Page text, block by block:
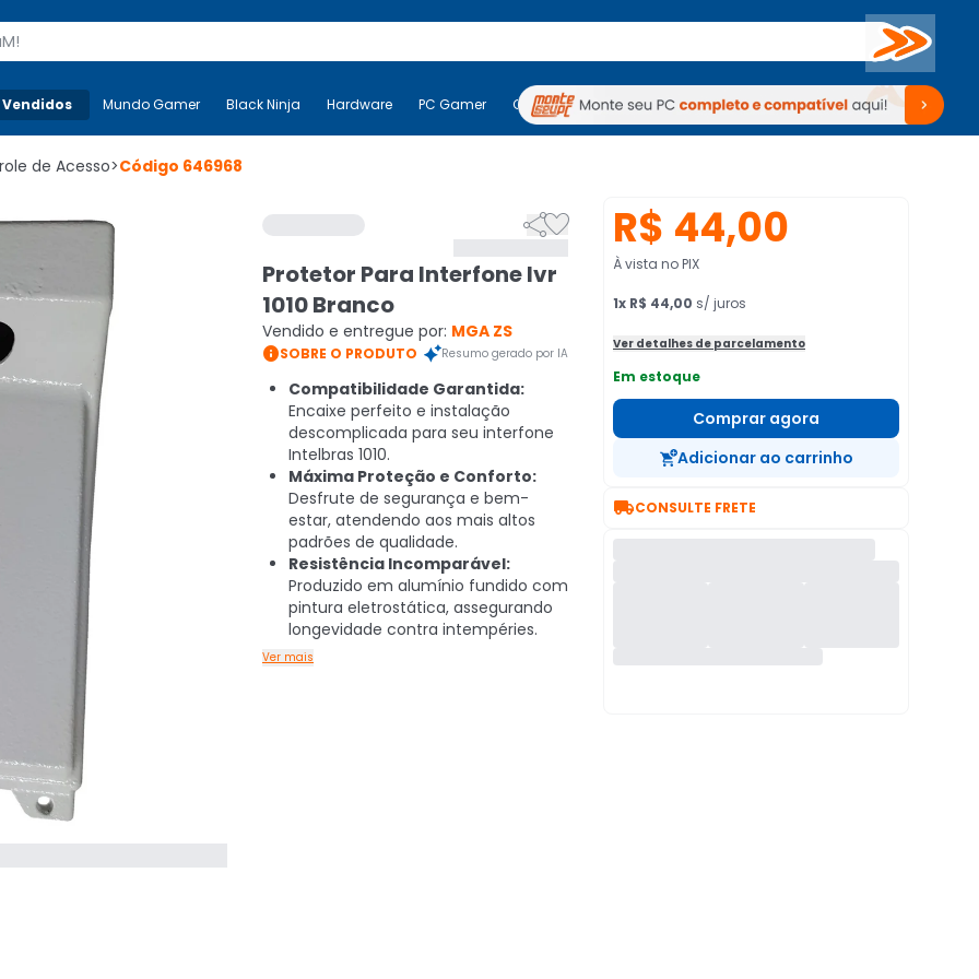
Buscar
Mais-v- Mundo Gamer Black Ninja Hardware PC Gamer Computadores Periféricos TV Venda no KaBuM!
Mundo Gamer Black Ninja Hardware PC Gamer Computadores Periféricos TV Venda no KaBuM!
de Acesso>Código 646968

Protetor Para Interfone Ivr
1010 Branco
Vendido e entregue por: MGA ZS
SOBRE O PRODUTO Resumo gerado por IA
Compatibilidade Garantida:
Encaixe perfeito e instalação
descomplicada para seu interfone
Intelbras 1010.
Máxima Proteção e Conforto:
Desfrute de segurança e bem-
estar, atendendo aos mais altos
padrões de qualidade.
Resistência Incomparável:
Produzido em alumínio fundido com
pintura eletrostática, assegurando
longevidade contra intempéries.
Ver mais
R$ 44,00
À vista no PIX
1x R$ 44,00 s/ juros
Ver detalhes de parcelamento
Em estoque
Comprar agora
Adicionar ao carrinho
CONSULTE FRETE